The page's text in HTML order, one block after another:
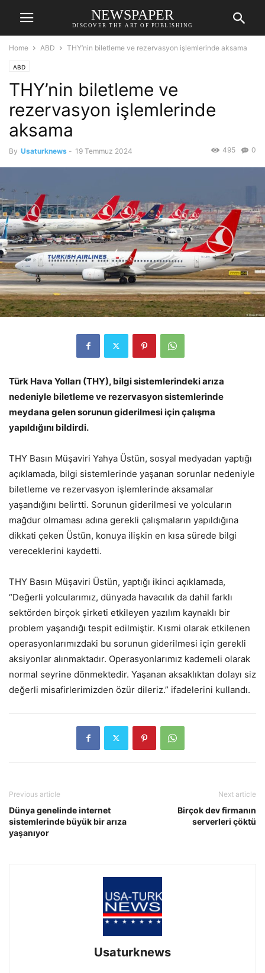
NEWSPAPER
DISCOVER THE ART OF PUBLISHING
Home ABD THY’nin biletleme ve rezervasyon işlemlerinde aksama
ABD
THY’nin biletleme ve
rezervasyon işlemlerinde
aksama
By Usaturknews - 19 Temmuz 2024 0
495
Türk Hava Yolları (THY), bilgi sistemlerindeki arıza
nedeniyle biletleme ve rezervasyon sistemlerinde
meydana gelen sorunun giderilmesi için çalışma
yapıldığını bildirdi.
THY Basın Müşaviri Yahya Üstün, sosyal medyadan yaptığı
açıklamada, bilgi sistemlerinde yaşanan sorunlar nedeniyle
biletleme ve rezervasyon işlemlerinde aksamalar
yaşandığını belirtti. Sorunun giderilmesi ve yolcuların
mağdur olmaması adına gerekli çalışmaların yapıldığına
dikkati çeken Üstün, konuya ilişkin en kısa sürede bilgi
vereceklerini kaydetti.
THY Basın Müşaviri Üstün, yaptığı ikinci açıklamada,
“Değerli yolcularımız, dünyada havacılık da dahil farklı
sektörden birçok şirketi etkileyen yazılım kaynaklı bir
problem yaşandığı tespit edilmiştir. Kısmi olarak etkilenen
operasyonlarımızdaki bu sorunun giderilmesi için gerekli
aksiyonlar alınmaktadır. Operasyonlarımız kademeli olarak
normal seyrine dönmektedir. Yaşanan aksaklıktan dolayı siz
değerli misafirlerimizden özür dileriz.” ifadelerini kullandı.
Previous article
Dünya genelinde internet
sistemlerinde büyük bir arıza
yaşanıyor
Next article
Birçok dev firmanın
serverleri çöktü
Usaturknews